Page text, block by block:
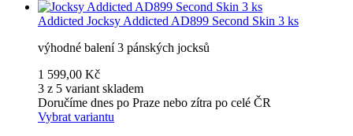
Addicted Jocksy Addicted AD899 Second Skin 3 ks
výhodné balení 3 pánských jocksů
1 599,00 Kč
3 z 5 variant skladem
Doručíme dnes po Praze nebo zítra po celé ČR
Vybrat variantu